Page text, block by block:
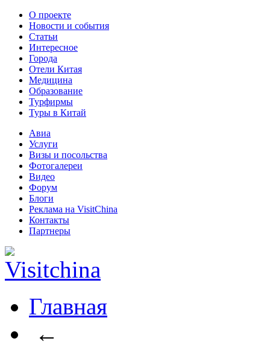
О проекте
Новости и события
Статьи
Интересное
Города
Отели Китая
Медицина
Образование
Турфирмы
Туры в Китай
Авиа
Услуги
Визы и посольства
Фотогалереи
Видео
Форум
Блоги
Реклама на VisitChina
Контакты
Партнеры
Главная
←